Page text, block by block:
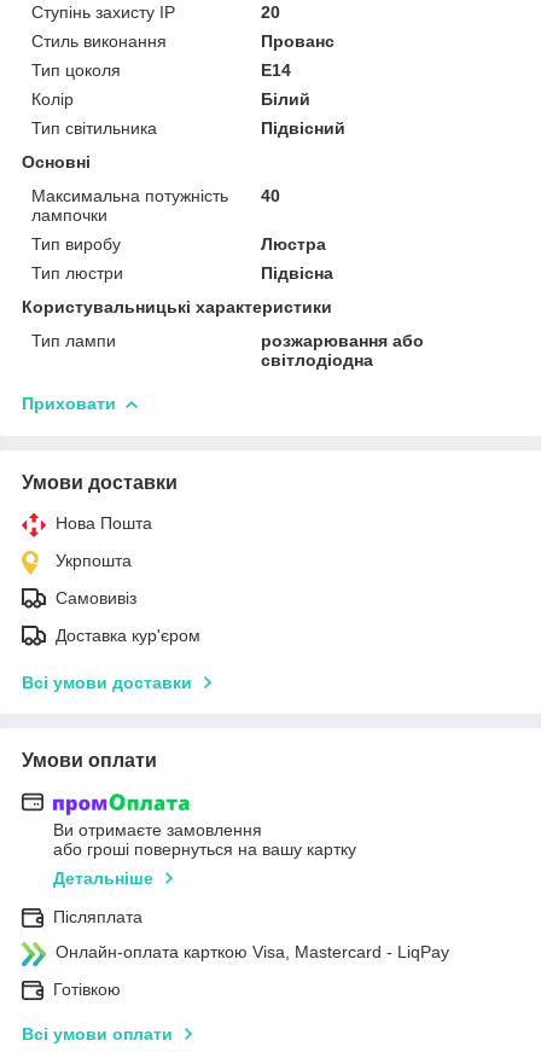
Ступінь захисту IP
20
Стиль виконання
Прованс
Тип цоколя
E14
Колір
Білий
Тип світильника
Підвісний
Основні
Максимальна потужність
лампочки
40
Тип виробу
Люстра
Тип люстри
Підвісна
Користувальницькі характеристики
Тип лампи
розжарювання або
світлодіодна
Приховати
Умови доставки
Нова Пошта
Укрпошта
Самовивіз
Доставка кур'єром
Всі умови доставки
Умови оплати
Ви отримаєте замовлення
або гроші повернуться на вашу картку
Детальніше
Післяплата
Онлайн-оплата карткою Visa, Mastercard - LiqPay
Готівкою
Всі умови оплати